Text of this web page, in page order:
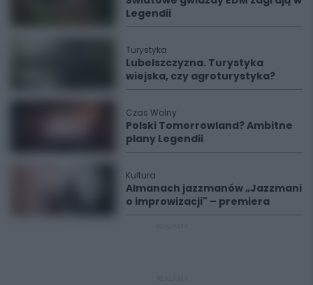
Legendii
Turystyka
Lubelszczyzna. Turystyka
wiejska, czy agroturystyka?
Czas Wolny
Polski Tomorrowland? Ambitne
plany Legendii
Kultura
Almanach jazzmanów „Jazzmani
o improwizacji" – premiera